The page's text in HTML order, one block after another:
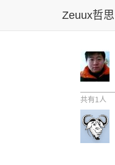
Zeuux哲思
共有1人